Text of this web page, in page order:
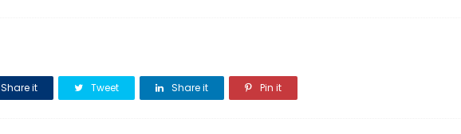
Share it Tweet Share it Pin it